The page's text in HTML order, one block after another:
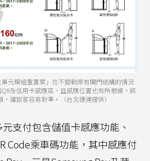
元模組重置案」在不變動原有閘門結構的情況
及信用卡感應區，且感應位置也有所根據，將
讓旅客容易對準。（台北捷運提供）
支付包含儲值卡感應功能、
Code乘車碼功能，其中感應付